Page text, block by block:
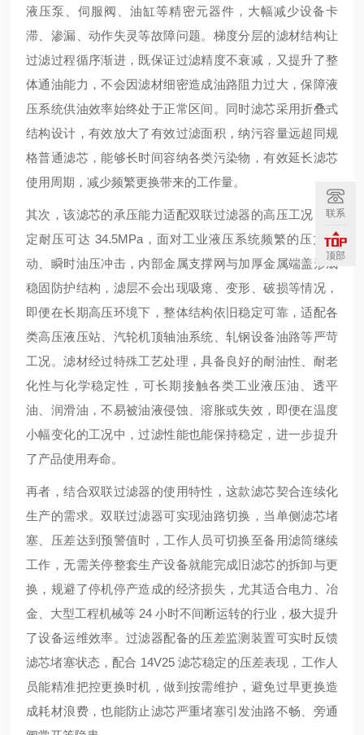
液压泵、伺服阀、油缸等精密元器件，大幅减少设备卡
滞、渗漏、动作失灵等故障问题。梯度分层的滤材结构让
过滤过程循序渐进，既保证过滤精度不衰减，又提升了整
体通油能力，不会因滤材细密造成油路阻力过大，保障液
压系统供油效率始终处于正常区间。同时滤芯采用折叠式
结构设计，有效放大了有效过滤面积，纳污容量远超同规
格普通滤芯，能够长时间容纳各类污染物，有效延长滤芯
使用周期，减少频繁更换带来的工作量。
其次，该滤芯的承压能力适配双联过滤器的高压工况，额
定耐压可达 34.5MPa，面对工业液压系统频繁的压力波
动、瞬时油压冲击，内部金属支撑网与加厚金属端盖形成
稳固防护结构，滤层不会出现吸瘪、变形、破损等情况，
即便在长期高压环境下，整体结构依旧稳定可靠，适配各
类高压液压站、汽轮机顶轴油系统、轧钢设备油路等严苛
工况。滤材经过特殊工艺处理，具备良好的耐油性、耐老
化性与化学稳定性，可长期接触各类工业液压油、透平
油、润滑油，不易被油液侵蚀、溶胀或失效，即便在温度
小幅变化的工况中，过滤性能也能保持稳定，进一步提升
了产品使用寿命。
再者，结合双联过滤器的使用特性，这款滤芯契合连续化
生产的需求。双联过滤器可实现油路切换，当单侧滤芯堵
塞、压差达到预警值时，工作人员可切换至备用滤筒继续
工作，无需关停整套生产设备就能完成旧滤芯的拆卸与更
换，规避了停机停产造成的经济损失，尤其适合电力、冶
金、大型工程机械等 24 小时不间断运转的行业，极大提升
了设备运维效率。过滤器配备的压差监测装置可实时反馈
滤芯堵塞状态，配合 14V25 滤芯稳定的压差表现，工作人
员能精准把控更换时机，做到按需维护，避免过早更换造
成耗材浪费，也能防止滤芯严重堵塞引发油路不畅、旁通
联系
顶部